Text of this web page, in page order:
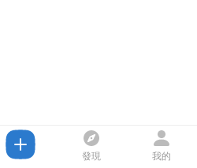
發現 我的